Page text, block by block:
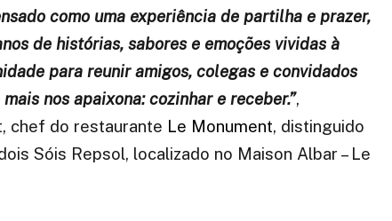
como uma experiência de partilha e prazer,
de histórias, sabores e emoções vividas à
para reunir amigos, colegas e convidados
nos apaixona: cozinhar e receber.”,
chef do restaurante Le Monument, distinguido
Sóis Repsol, localizado no Maison Albar – Le